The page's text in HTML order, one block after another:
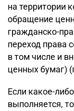
на территории
обращение
гражданско-
переход права
в том числе и
ценных бумаг)
Если какое-
выполняется,